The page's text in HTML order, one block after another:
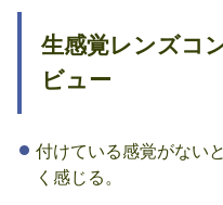
生感覚レンズコ
ビュー
付けている感覚がない
く感じる。